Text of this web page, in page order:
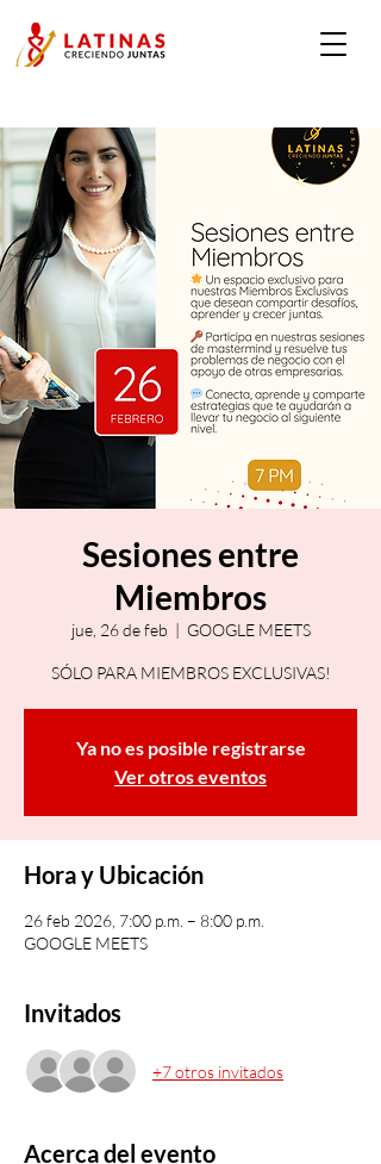
Sesiones entre
Miembros
jue, 26 de feb
  |
GOOGLE MEETS
SÓLO PARA MIEMBROS EXCLUSIVAS!
Ya no es posible registrarse
Ver otros eventos
Hora y Ubicación
26 feb 2026, 7:00 p.m. – 8:00 p.m.
GOOGLE MEETS
Invitados
+7 otros invitados
Acerca del evento